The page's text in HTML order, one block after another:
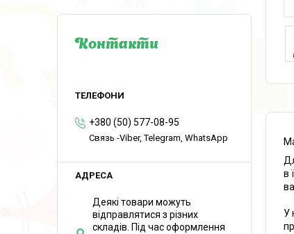
в
У
Контакти
+380 (50) 577-08-95
Связь -Viber, Telegram, WhatsApp
Деякі товари можуть
відправлятися з різних
складів. Під час оформлення